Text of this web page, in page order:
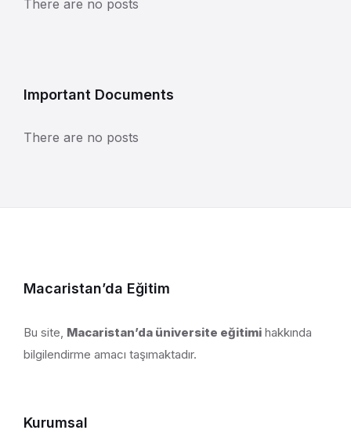
There are no posts
Important Documents
There are no posts
Macaristan’da Eğitim
Bu site, Macaristan’da üniversite eğitimi hakkında
bilgilendirme amacı taşımaktadır.
Kurumsal